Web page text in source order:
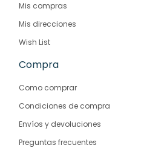
Mis compras
Mis direcciones
Wish List
Compra
Como comprar
Condiciones de compra
Envíos y devoluciones
Preguntas frecuentes